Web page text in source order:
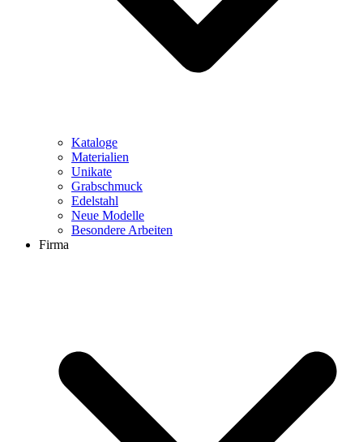
Kataloge
Materialien
Unikate
Grabschmuck
Edelstahl
Neue Modelle
Besondere Arbeiten
Firma